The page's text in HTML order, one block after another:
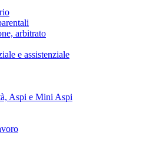
arbitrato
e assistenziale
Aspi e Mini Aspi